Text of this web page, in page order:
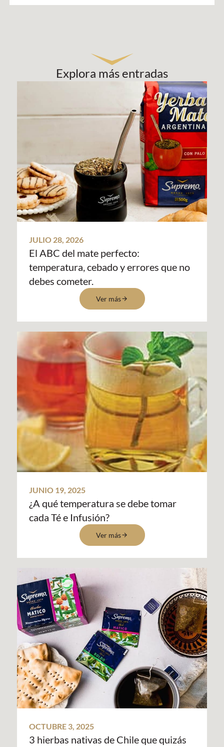
Explora más entradas
JULIO 28, 2026
El ABC del mate perfecto:
temperatura, cebado y errores que no
debes cometer.
Ver más
JUNIO 19, 2025
¿A qué temperatura se debe tomar
cada Té e Infusión?
Ver más
OCTUBRE 3, 2025
3 hierbas nativas de Chile que quizás